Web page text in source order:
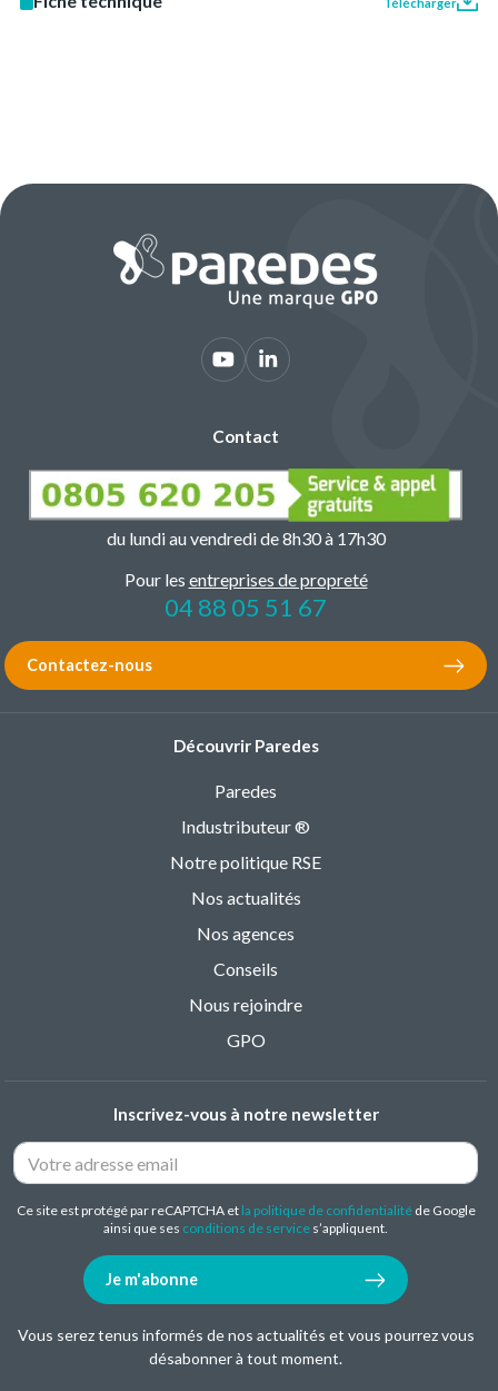
Contact
du lundi au vendredi de 8h30 à 17h30
Pour les entreprises de propreté
04 88 05 51 67
Contactez-nous
Découvrir Paredes
Paredes
Industributeur ®
Notre politique RSE
Nos actualités
Nos agences
Conseils
Nous rejoindre
GPO
Inscrivez-vous à notre newsletter
Ce site est protégé par reCAPTCHA et la politique de confidentialitéde Google
ainsi que ses conditions de service s’appliquent.
Je m'abonne
Vous serez tenus informés de nos actualités et vous pourrez vous
désabonner à tout moment.